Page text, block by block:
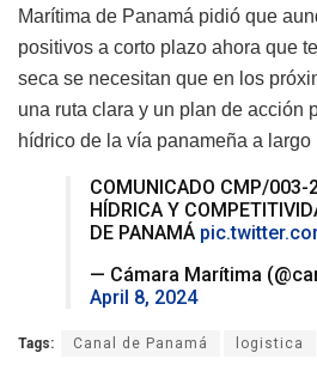
Marítima de Panamá pidió que
positivos a corto plazo ahora que
seca se necesitan que en los
una ruta clara y un plan de acción
hídrico de la vía panameña a largo
COMUNICADO CMP/003-
HÍDRICA Y
DE PANAMÁ
— Cámara Marítima
April 8, 2024
Tags: Canal de Panamá logistica